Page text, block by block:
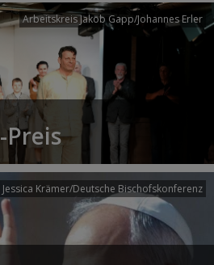
Arbeitskreis Jakob Gapp/Johannes Erler
Preis
Jessica Krämer/Deutsche Bischofskonferenz